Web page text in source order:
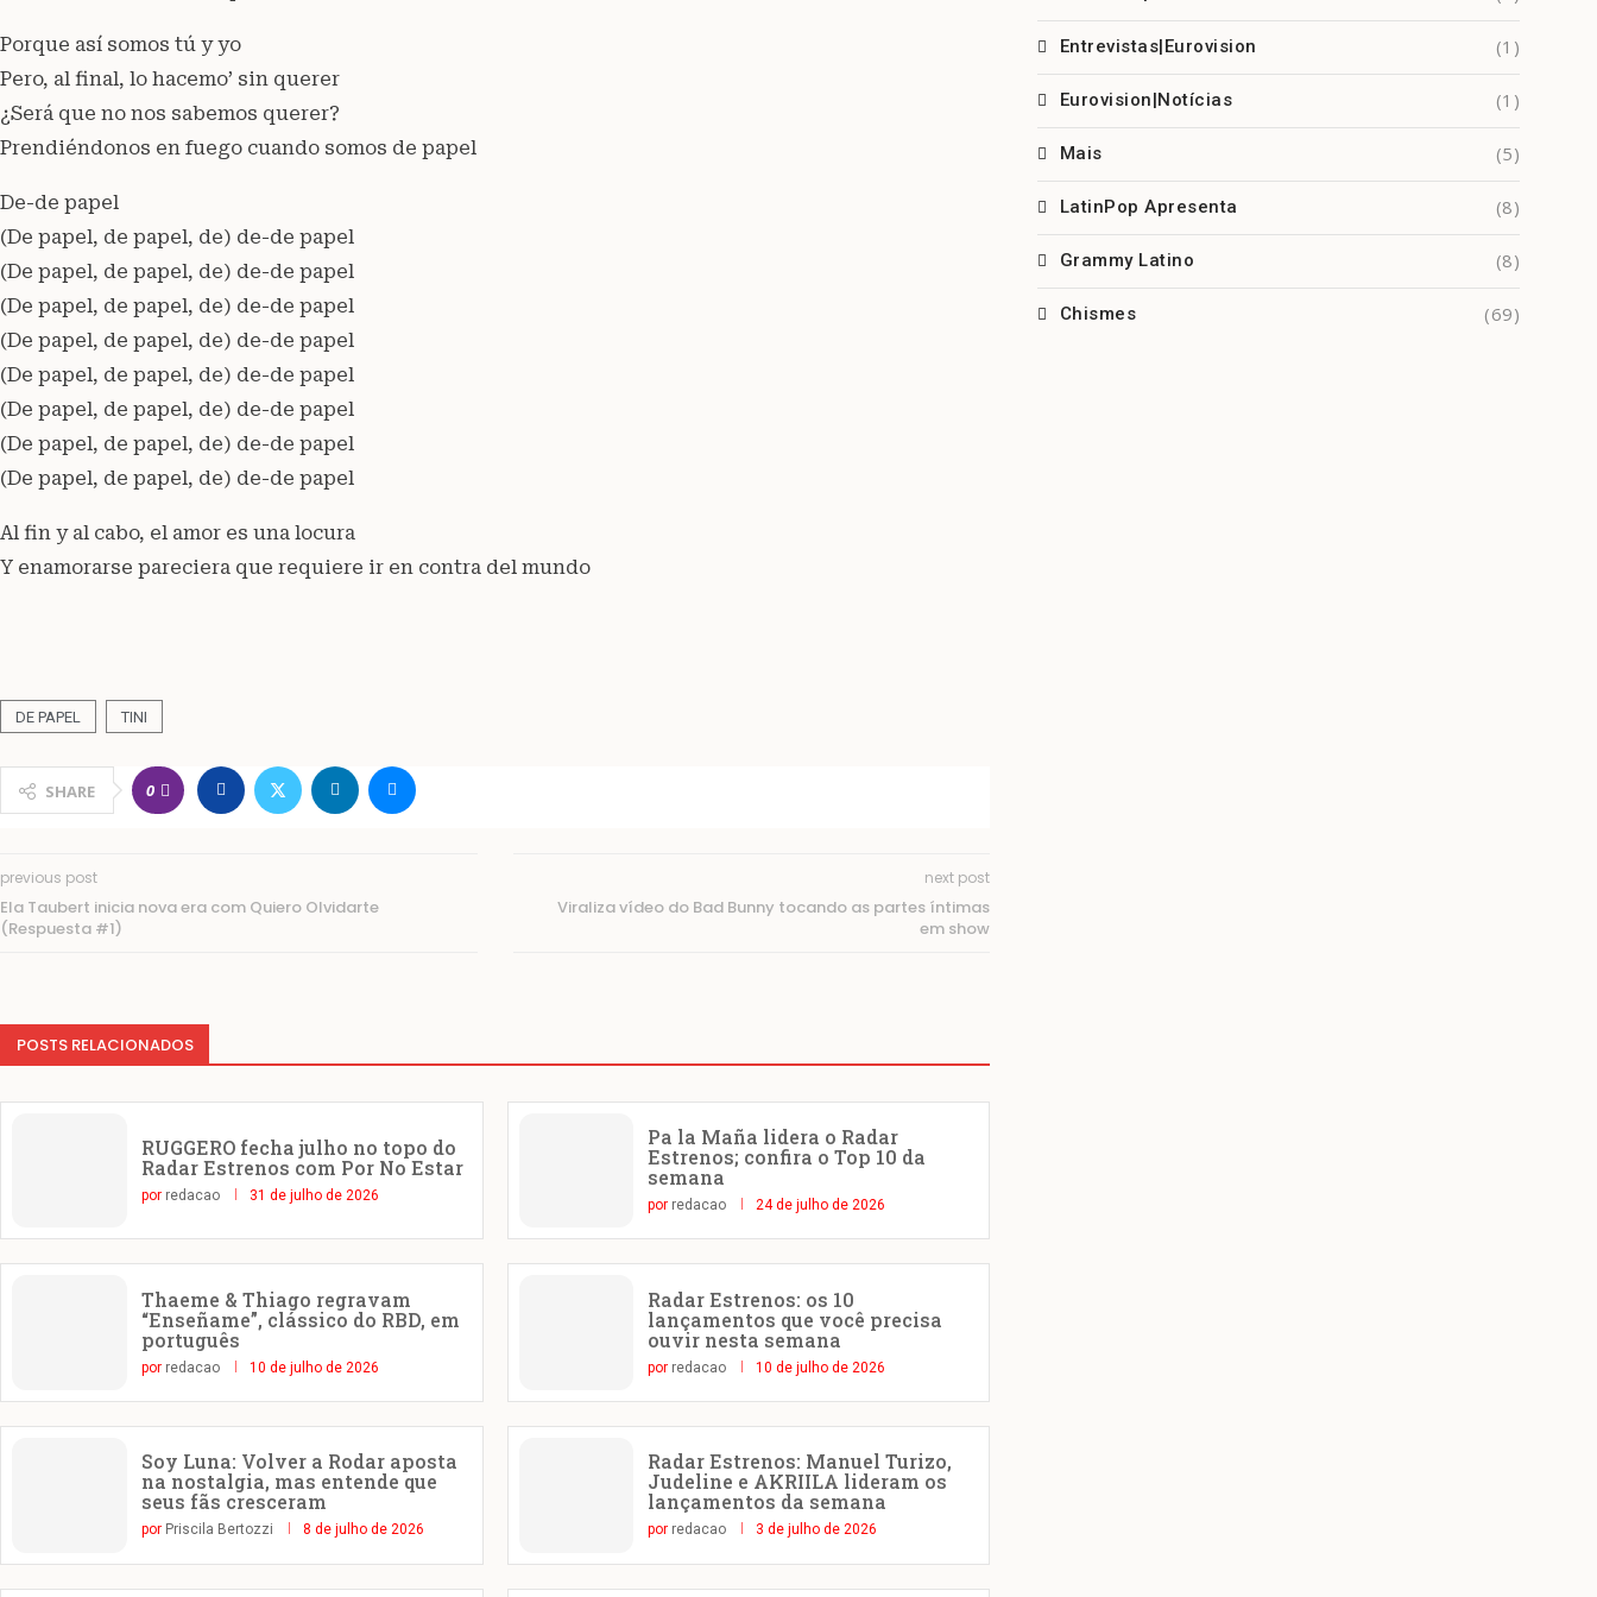
Porque así somos tú y yo
Pero, al final, lo hacemo’ sin querer
¿Será que no nos sabemos querer?
Prendiéndonos en fuego cuando somos de papel
De-de papel
(De papel, de papel, de) de-de papel
(De papel, de papel, de) de-de papel
(De papel, de papel, de) de-de papel
(De papel, de papel, de) de-de papel
(De papel, de papel, de) de-de papel
(De papel, de papel, de) de-de papel
(De papel, de papel, de) de-de papel
(De papel, de papel, de) de-de papel
Al fin y al cabo, el amor es una locura
Y enamorarse pareciera que requiere ir en contra del mundo
DE PAPEL TINI
SHARE 0
previous post
Ela Taubert inicia nova era com Quiero Olvidarte
(Respuesta #1)
next post
Viraliza vídeo do Bad Bunny tocando as partes íntimas
em show
POSTS RELACIONADOS
RUGGERO fecha julho no topo do
Radar Estrenos com Por No Estar
por redacao 31 de julho de 2026
Pa la Maña lidera o Radar
Estrenos; confira o Top 10 da
semana
por redacao 24 de julho de 2026
Thaeme & Thiago regravam
“Enseñame”, clássico do RBD, em
português
por redacao 10 de julho de 2026
Radar Estrenos: os 10
lançamentos que você precisa
ouvir nesta semana
por redacao 10 de julho de 2026
Soy Luna: Volver a Rodar aposta
na nostalgia, mas entende que
seus fãs cresceram
por Priscila Bertozzi 8 de julho de 2026
Radar Estrenos: Manuel Turizo,
Judeline e AKRIILA lideram os
lançamentos da semana
por redacao 3 de julho de 2026
Entrevistas|Eurovision (1)
Eurovision|Notícias (1)
Mais (5)
LatinPop Apresenta (8)
Grammy Latino (8)
Chismes (69)